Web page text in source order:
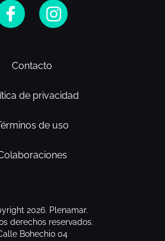
Contacto
de privacidad
de uso
2026. Plenamar.
derechos reservados.
Bohechio 04